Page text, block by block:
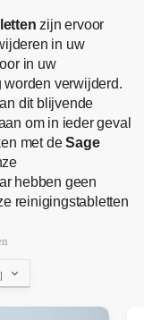
zijn ervoor
in uw
in uw
worden verwijderd.
dit blijvende
om in ieder geval
met deSage
hebben geen
reinigingstabletten